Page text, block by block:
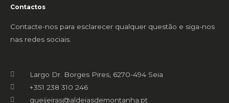
Contactos
Contacte-nos para esclarecer qualquer questão e siga-nos
nas redes sociais.
Largo Dr. Borges Pires, 6270-494 Seia
+351 238 310 246
queijeiras@aldeiasdemontanha.pt